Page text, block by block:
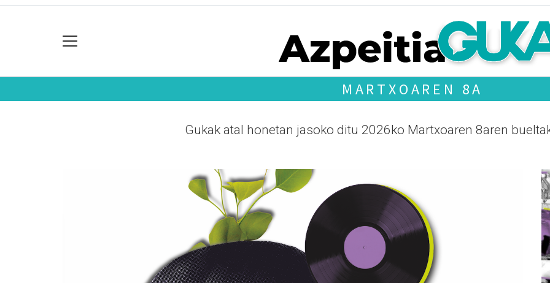
MARTXOAREN 8A
Gukak atal honetan jasoko ditu 2026ko Martxoaren 8aren